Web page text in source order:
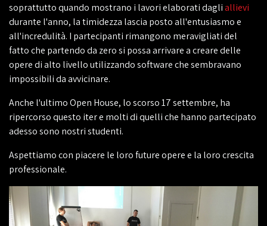
soprattutto quando mostrano i lavori elaborati dagliallievi
durante l'anno, la timidezza lascia posto all'entusiasmo e
all'incredulità. I partecipanti rimangono meravigliati del
fatto che partendo da zero si possa arrivare a creare delle
opere di alto livello utilizzando software che sembravano
impossibili da avvicinare.
Anche l'ultimo Open House, lo scorso 17 settembre, ha
ripercorso questo iter e molti di quelli che hanno partecipato
adesso sono nostri studenti.
Aspettiamo con piacere le loro future opere e la loro crescita
professionale.